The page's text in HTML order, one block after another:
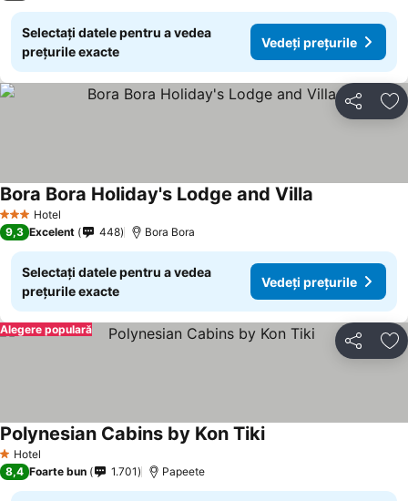
Selectați datele pentru a vedea
prețurile exacte
Vedeți prețurile
Distribuiți
3 SteleHotel
Bora Bora Holiday's Lodge and Villa
9,3 Excelent 448 Bora Bora
Selectați datele pentru a vedea
prețurile exacte
Vedeți prețurile
Distribuiți
Alegere populară
1 Stele
Hotel
Polynesian Cabins by Kon TikiVedeți prețurile
8,4 Foarte bun 1.701 Papeete